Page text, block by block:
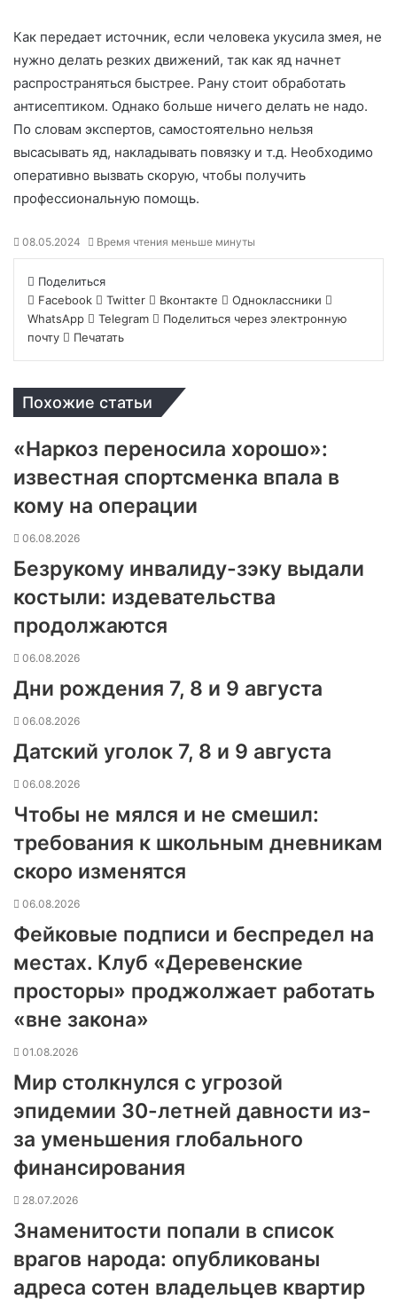
Как передает источник, если человека укусила змея, не
нужно делать резких движений, так как яд начнет
распространяться быстрее. Рану стоит обработать
антисептиком. Однако больше ничего делать не надо.
По словам экспертов, самостоятельно нельзя
высасывать яд, накладывать повязку и т.д. Необходимо
оперативно вызвать скорую, чтобы получить
профессиональную помощь.
08.05.2024 Время чтения меньше минуты
Поделиться
Facebook
Twitter Вконтакте
Одноклассники
WhatsApp
Telegram
Поделиться через электронную
почту
Печатать
Похожие статьи
«Наркоз переносила хорошо»:
известная спортсменка впала в
кому на операции
06.08.2026
Безрукому инвалиду-зэку выдали
костыли: издевательства
продолжаются
06.08.2026
Дни рождения 7, 8 и 9 августа
06.08.2026
Датский уголок 7, 8 и 9 августа
06.08.2026
Чтобы не мялся и не смешил:
требования к школьным дневникам
скоро изменятся
06.08.2026
Фейковые подписи и беспредел на
местах. Клуб «Деревенские
просторы» проджолжает работать
«вне закона»
01.08.2026
Мир столкнулся с угрозой
эпидемии 30-летней давности из-
за уменьшения глобального
финансирования
28.07.2026
Знаменитости попали в список
врагов народа: опубликованы
адреса сотен владельцев квартир